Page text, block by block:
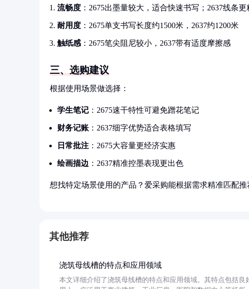
流畅度 ：2675出墨量较大，适合快速书写；2637线条
耐用度 ：2675单支书写长度约1500米，2637约1200米
触纸感 ：2675笔尖阻尼较小，2637带有适度摩擦感
三、选购建议
根据使用场景做选择：
学生笔记 ：2675速干特性可避免蹭花笔记
财务记账 ：2637细字优势适合表格填写
日常批注 ：2675大容量更经济实惠
绘画描边 ：2637精准控墨表现更出色
想找特定场景使用的产品？爱采购能根据需求精准匹配
其他推荐
浇筑母线槽的特点和应用领域
本文详细介绍了浇筑母线槽的特点和应用领域。其特点包括